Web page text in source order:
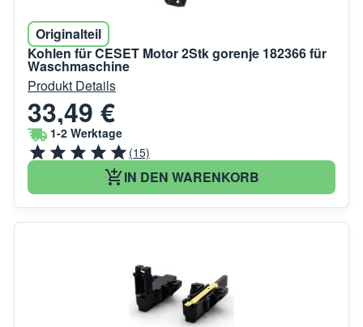
Originalteil
Kohlen für CESET Motor 2Stk gorenje 182366 für
Waschmaschine
Produkt Details
33,49 €
1-2 Werktage
(15)
IN DEN WARENKORB